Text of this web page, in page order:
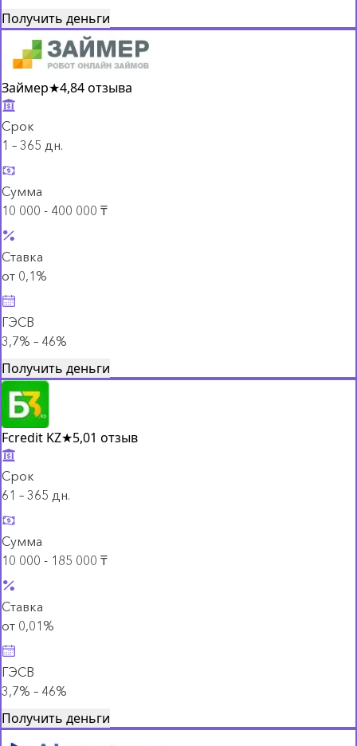
Получить деньги
Займер★4,84 отзыва
Срок
1 – 365 дн.
Сумма
10 000 - 400 000 ₸
Ставка
от 0,1%
ГЭСВ
3,7% – 46%
Получить деньги
Fcredit KZ★5,01 отзыв
Срок
61 – 365 дн.
Сумма
10 000 - 185 000 ₸
Ставка
от 0,01%
ГЭСВ
3,7% – 46%
Получить деньги